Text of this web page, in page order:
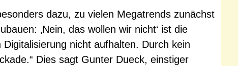
dazu, zu vielen Megatrends zunächst
‚Nein, das wollen wir nicht‘ ist die
nicht aufhalten. Durch kein
Dies sagt Gunter Dueck, einstiger